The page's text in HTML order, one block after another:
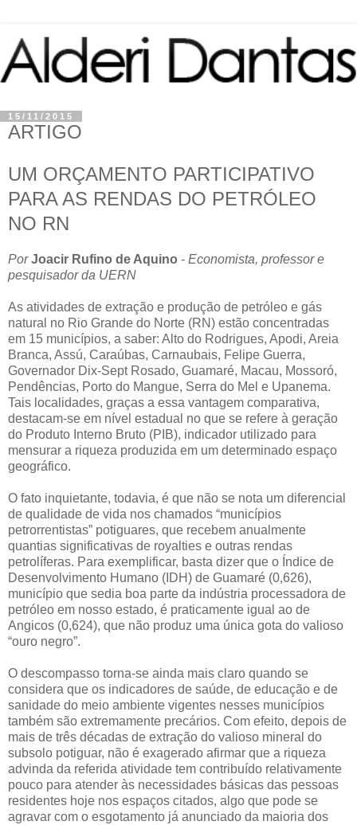
15/11/2015
ARTIGO
UM ORÇAMENTO PARTICIPATIVO
PARA AS RENDAS DO PETRÓLEO
NO RN
Por Joacir Rufino de Aquino - Economista, professor e
pesquisador da UERN
As atividades de extração e produção de petróleo e gás
natural no Rio Grande do Norte (RN) estão concentradas
em 15 municípios, a saber: Alto do Rodrigues, Apodi, Areia
Branca, Assú, Caraúbas, Carnaubais, Felipe Guerra,
Governador Dix-Sept Rosado, Guamaré, Macau, Mossoró,
Pendências, Porto do Mangue, Serra do Mel e Upanema.
Tais localidades, graças a essa vantagem comparativa,
destacam-se em nível estadual no que se refere à geração
do Produto Interno Bruto (PIB), indicador utilizado para
mensurar a riqueza produzida em um determinado espaço
geográfico.
O fato inquietante, todavia, é que não se nota um diferencial
de qualidade de vida nos chamados “municípios
petrorrentistas” potiguares, que recebem anualmente
quantias significativas de royalties e outras rendas
petrolíferas. Para exemplificar, basta dizer que o Índice de
Desenvolvimento Humano (IDH) de Guamaré (0,626),
município que sedia boa parte da indústria processadora de
petróleo em nosso estado, é praticamente igual ao de
Angicos (0,624), que não produz uma única gota do valioso
“ouro negro”.
O descompasso torna-se ainda mais claro quando se
considera que os indicadores de saúde, de educação e de
sanidade do meio ambiente vigentes nesses municípios
também são extremamente precários. Com efeito, depois de
mais de três décadas de extração do valioso mineral do
subsolo potiguar, não é exagerado afirmar que a riqueza
advinda da referida atividade tem contribuído relativamente
pouco para atender às necessidades básicas das pessoas
residentes hoje nos espaços citados, algo que pode se
agravar com o esgotamento já anunciado da maioria dos